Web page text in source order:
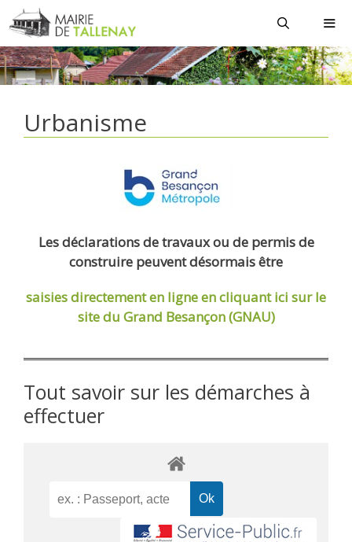
Aller
au
contenu
Urbanisme
Les déclarations de travaux ou de permis de
construire peuvent désormais être
saisies directement en ligneen cliquant ici sur le
site du Grand Besançon (GNAU)
Tout savoir sur les démarches à
effectuer